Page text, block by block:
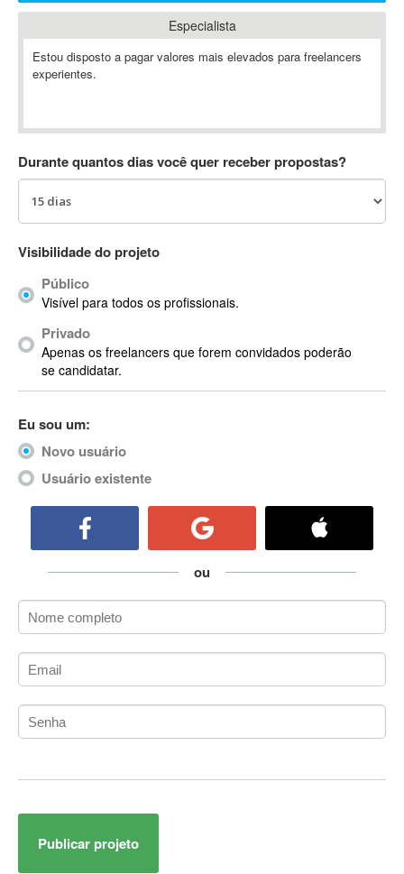
Ableton Push
Abstract
Abstract Window Toolkit (AWT)
Absynth
AC3
AccountMate
ACDSee
ACID Pro
ACPI
Acrobat X
ACT
Actian
Actimize
ActionScript 3
Active Directory
ActiveCollab
ActiveX
ActiveX Data Objects (ADO)
Ada
Adianti Framework
ADK
Administração
Administração de Artistas e Repertórios
Administração de Redes
Administração PostgreSQL
ADO.NET Entity Framework
Especialista
Estou disposto a pagar valores mais elevados para freelancers
experientes.
Durante quantos dias você quer receber propostas?
Visibilidade do projeto
Público
Visível para todos os profissionais.
Privado
Apenas os freelancers que forem convidados poderão
se candidatar.
Eu sou um:
Novo usuário
Usuário existente
ou
Publicar projeto